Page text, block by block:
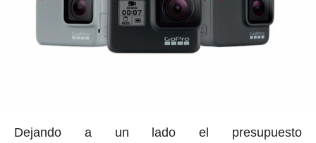
Dejando a un lado el presupuesto